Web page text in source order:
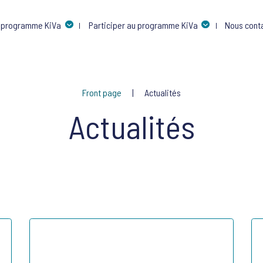
KiVa Participer au programme KiVa Nous
Front page Actualités
Actualités